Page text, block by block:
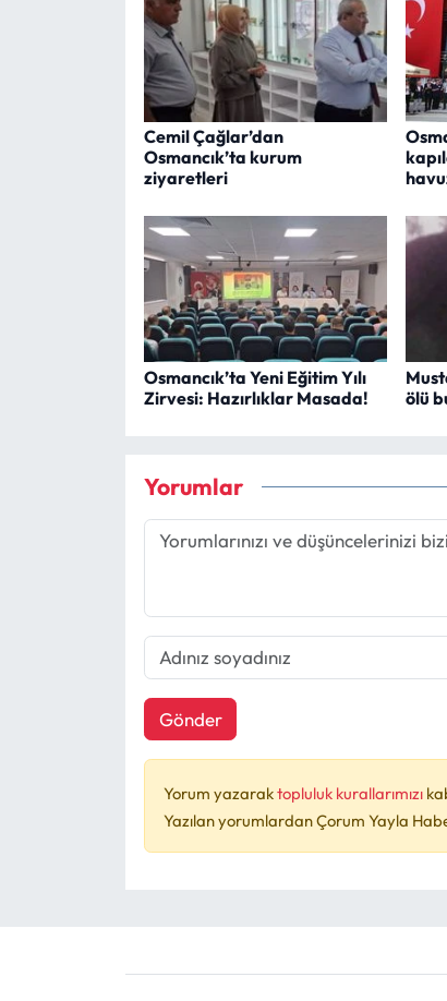
Cemil Çağlar’dan
Osmancık’ta kurum
ziyaretleri
Osmancık’ta Yeni Eğitim Yılı
Zirvesi: Hazırlıklar Masada!
ölü
Yorumlar
Gönder
Yorum yazaraktopluluk kurallarımızı
Yazılan yorumlardan Çorum Yayla